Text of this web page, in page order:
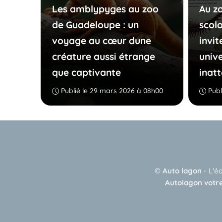
Les amblypyges au zoo
de Guadeloupe : un
voyage au cœur dune
créature aussi étrange
que captivante
Publié le 29 mars 2026 à 08h00
Au
© Auto lagon -
Autolagon